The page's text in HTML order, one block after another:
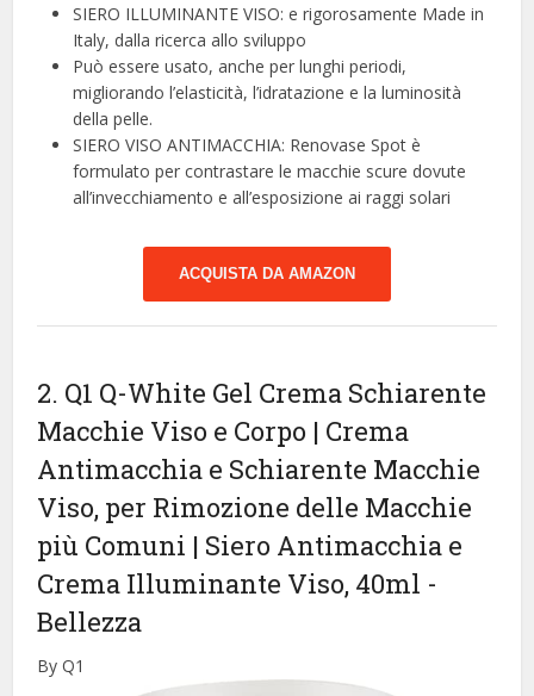
SIERO ILLUMINANTE VISO: e rigorosamente Made in
Italy, dalla ricerca allo sviluppo
Può essere usato, anche per lunghi periodi,
migliorando l’elasticità, l’idratazione e la luminosità
della pelle.
SIERO VISO ANTIMACCHIA: Renovase Spot è
formulato per contrastare le macchie scure dovute
all’invecchiamento e all’esposizione ai raggi solari
ACQUISTA DA AMAZON
2. Q1 Q-White Gel Crema Schiarente
Macchie Viso e Corpo | Crema
Antimacchia e Schiarente Macchie
Viso, per Rimozione delle Macchie
più Comuni | Siero Antimacchia e
Crema Illuminante Viso, 40ml -
Bellezza
By Q1